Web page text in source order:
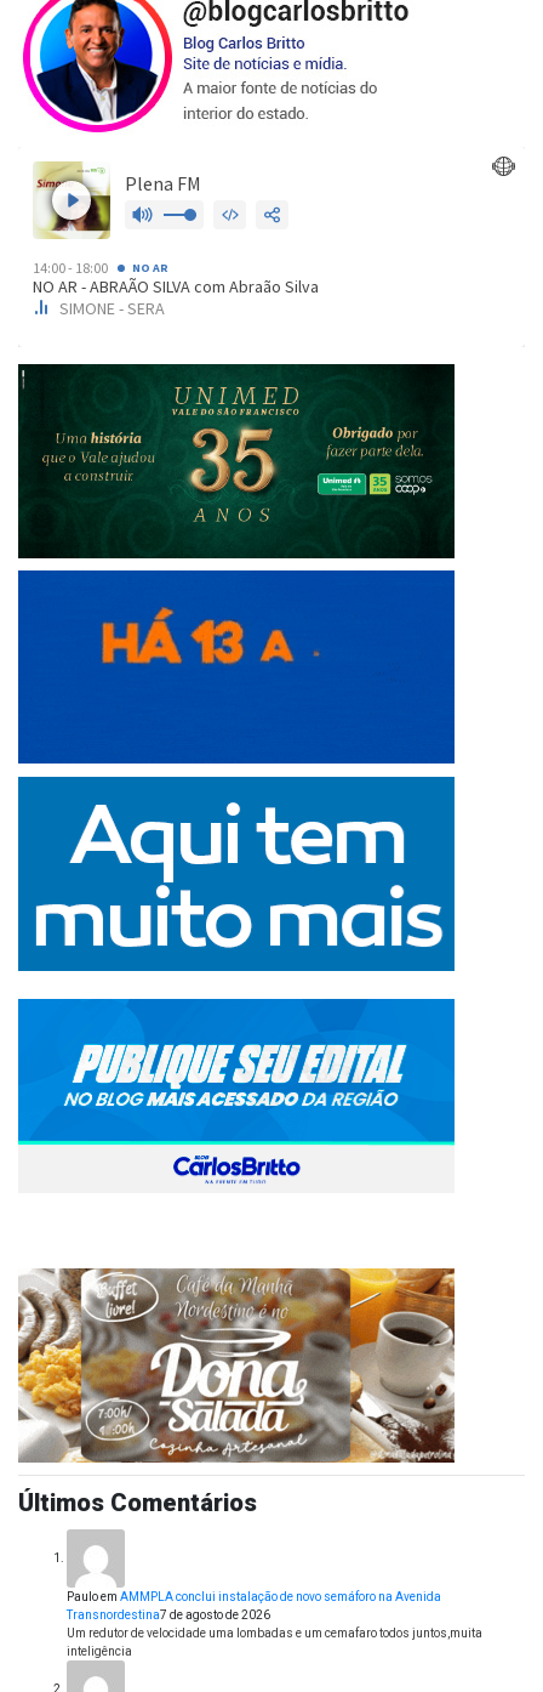
Últimos Comentários
Pauloem AMMPLA conclui instalação de novo semáforo na Avenida
Transnordestina7 de agosto de 2026
Um redutor de velocidade uma lombadas e um cemafaro todos juntos,muita
inteligência